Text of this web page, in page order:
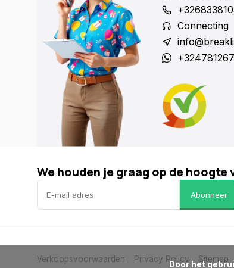
Connecting
We houden je graag op de hoogte
Abonneer
Verkoopsvoorwaarden Privacy Policy Sitemap
      Door het gebruiken van onze website, ga je akkoord met het gebruik van cookies om onze website te verbeteren.